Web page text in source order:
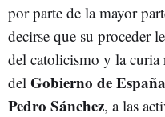
por parte de la mayor
decirse que su proceder
del catolicismo y la
del Gobierno de España
Pedro Sánchez, a las